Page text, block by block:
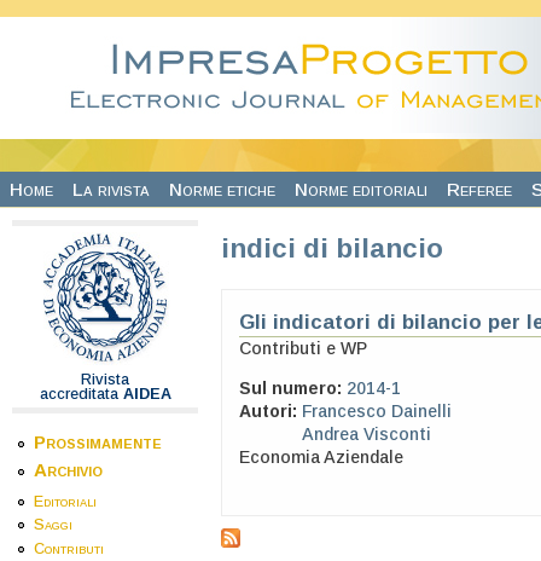
Home La rivista Norme etiche Norme editoriali Referee
Rivista
accreditata AIDEA
Prossimamente
Archivio
Editoriali
Saggi
Contributi
indici di bilancio
Gli indicatori di bilancio per
Contributi e WP
Sul numero: 2014-1
Autori: Francesco Dainelli
Andrea Visconti
Economia Aziendale